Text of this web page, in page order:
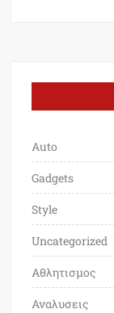
Auto
Gadgets
Style
Uncategorized
Αθλητισμος
Αναλυσεις